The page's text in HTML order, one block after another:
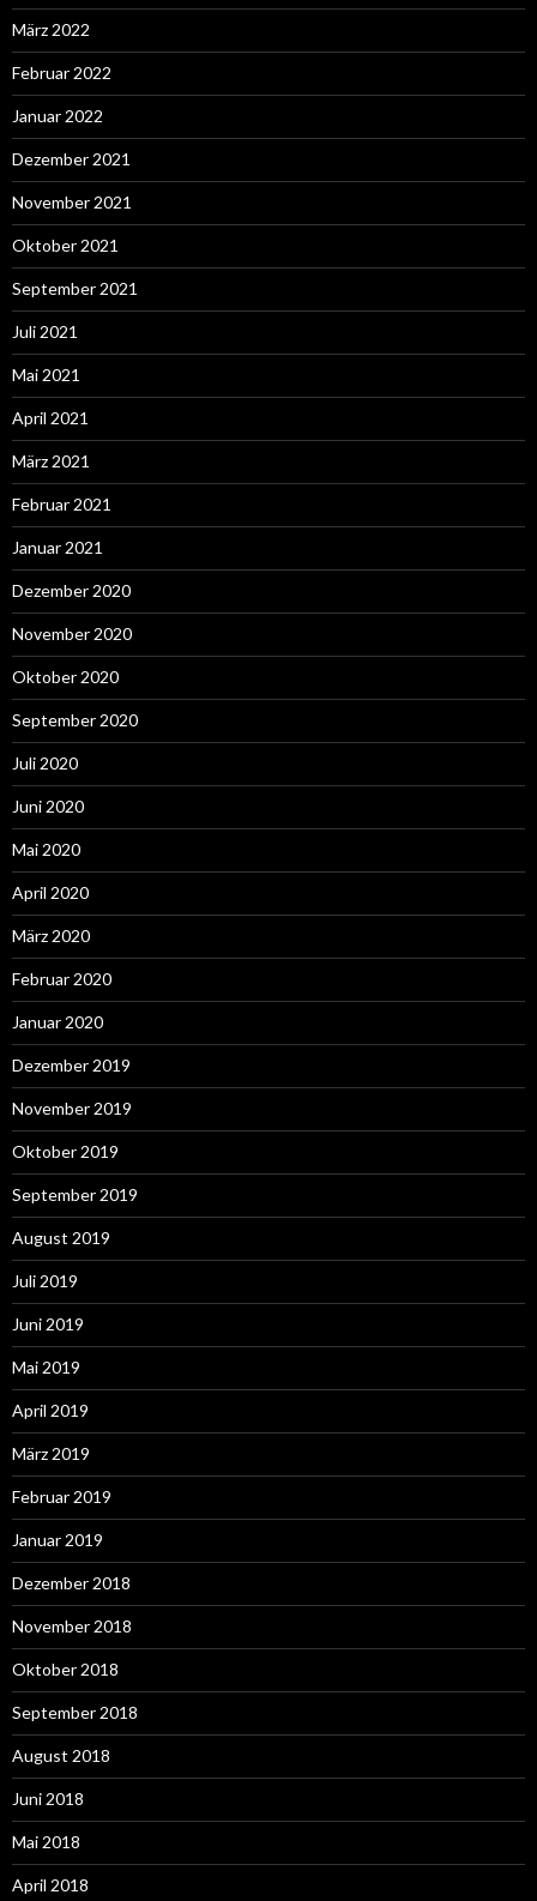
März 2022
Februar 2022
Januar 2022
Dezember 2021
November 2021
Oktober 2021
September 2021
Juli 2021
Mai 2021
April 2021
März 2021
Februar 2021
Januar 2021
Dezember 2020
November 2020
Oktober 2020
September 2020
Juli 2020
Juni 2020
Mai 2020
April 2020
März 2020
Februar 2020
Januar 2020
Dezember 2019
November 2019
Oktober 2019
September 2019
August 2019
Juli 2019
Juni 2019
Mai 2019
April 2019
März 2019
Februar 2019
Januar 2019
Dezember 2018
November 2018
Oktober 2018
September 2018
August 2018
Juni 2018
Mai 2018
April 2018